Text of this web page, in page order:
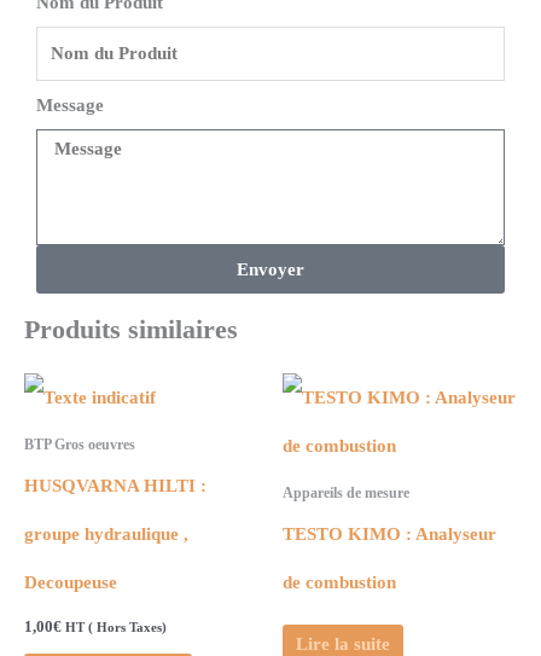
Message
Envoyer
Produits similaires
BTP Gros oeuvres
HUSQVARNA HILTI :
groupe hydraulique ,
Decoupeuse
1,00€ HT ( Hors Taxes)
Appareils de mesure
TESTO KIMO : Analyseur
de combustion
Lire la suite